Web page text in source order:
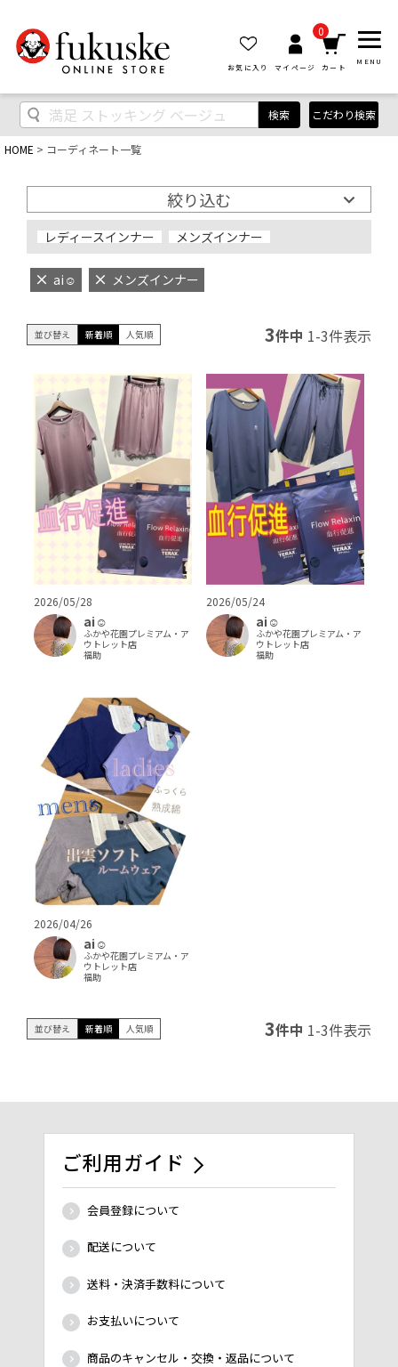
お気に入り マイページ
0
カート
MENU
検索 こだわり検索
HOME コーディネート一覧
絞り込む
レディースインナー メンズインナー
ai‪‪☺︎‬ メンズインナー
並び替え 新着順 人気順 3件中 1-3件表示
2026/05/28
ai‪‪☺︎‬
ふかや花園プレミアム・ア
ウトレット店
福助
2026/05/24
ai‪‪☺︎‬
ふかや花園プレミアム・ア
ウトレット店
福助
2026/04/26
ai‪‪☺︎‬
ふかや花園プレミアム・ア
ウトレット店
福助
並び替え 新着順 人気順 3件中 1-3件表示
ご利用ガイド
会員登録について
配送について
送料・決済手数料について
お支払いについて
商品のキャンセル・交換・返品について